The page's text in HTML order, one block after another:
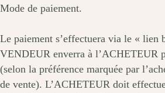
Mode de paiement.
Le paiement s’effectuera via le « lien
VENDEUR enverra à l’ACHETEUR
(selon la préférence marquée par
de vente). L’ACHETEUR doit